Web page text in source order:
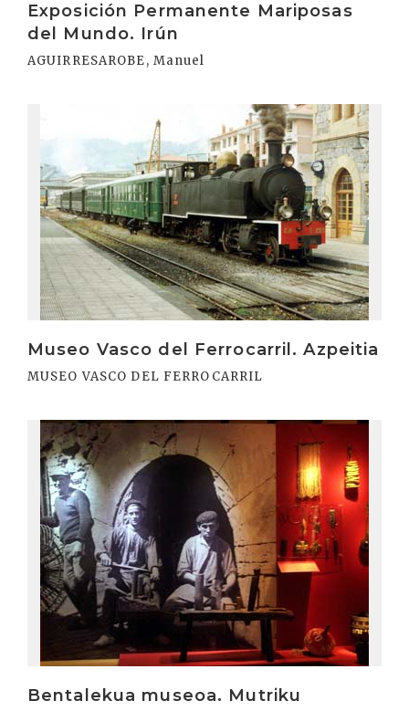
Exposición Permanente Mariposas
del Mundo. Irún
AGUIRRESAROBE, Manuel
Museo Vasco del Ferrocarril. Azpeitia
MUSEO VASCO DEL FERROCARRIL
Bentalekua museoa. Mutriku
Irakurri